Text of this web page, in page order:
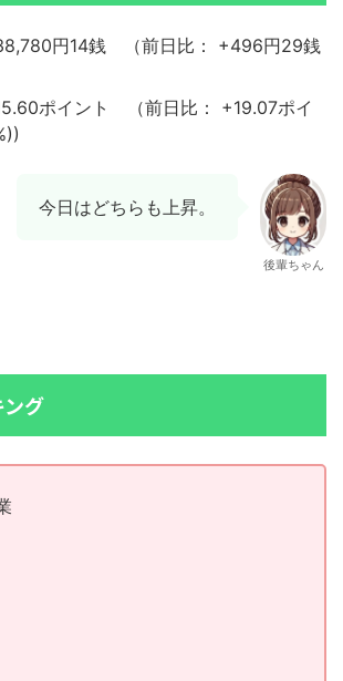
円14銭 （前日比： +496円29銭
ポイント （前日比： +19.07ポイ
今日はどちらも上昇。
後輩ちゃん
グ